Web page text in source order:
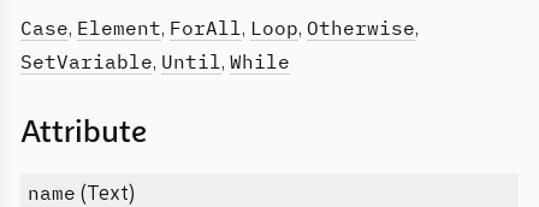
Case, Element, ForAll , Loop, Otherwise,
SetVariable, Until , While
Attribute
name (Text)